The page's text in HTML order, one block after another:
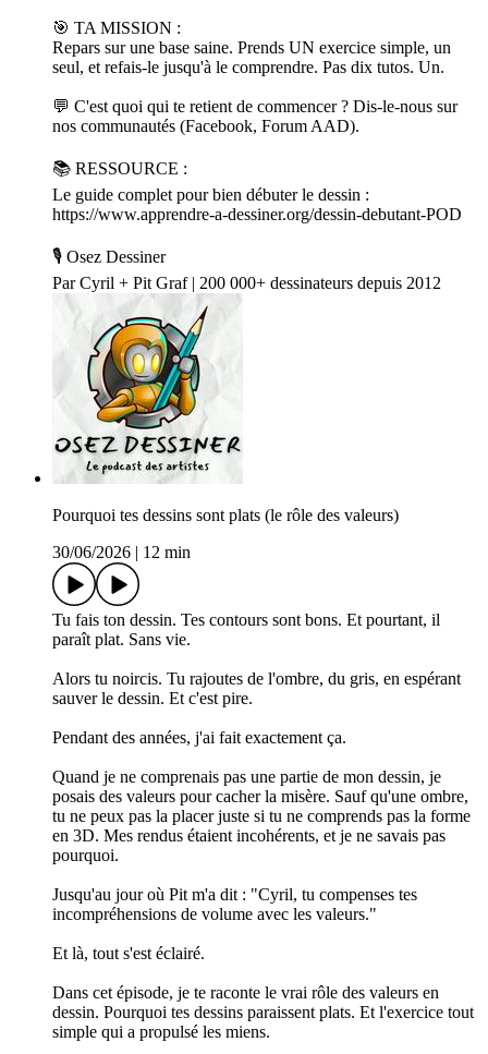
🎯 TA MISSION :
Repars sur une base saine. Prends UN exercice simple, un
seul, et refais-le jusqu'à le comprendre. Pas dix tutos. Un.
💬 C'est quoi qui te retient de commencer ? Dis-le-nous sur
nos communautés (Facebook, Forum AAD).
📚 RESSOURCE :
Le guide complet pour bien débuter le dessin :
https://www.apprendre-a-dessiner.org/dessin-debutant-POD
🎙️ Osez Dessiner
Par Cyril + Pit Graf | 200 000+ dessinateurs depuis 2012
Pourquoi tes dessins sont plats (le rôle des valeurs)
30/06/2026
12 min
Tu fais ton dessin. Tes contours sont bons. Et pourtant, il
paraît plat. Sans vie.
Alors tu noircis. Tu rajoutes de l'ombre, du gris, en espérant
sauver le dessin. Et c'est pire.
Pendant des années, j'ai fait exactement ça.
Quand je ne comprenais pas une partie de mon dessin, je
posais des valeurs pour cacher la misère. Sauf qu'une ombre,
tu ne peux pas la placer juste si tu ne comprends pas la forme
en 3D. Mes rendus étaient incohérents, et je ne savais pas
pourquoi.
Jusqu'au jour où Pit m'a dit : "Cyril, tu compenses tes
incompréhensions de volume avec les valeurs."
Et là, tout s'est éclairé.
Dans cet épisode, je te raconte le vrai rôle des valeurs en
dessin. Pourquoi tes dessins paraissent plats. Et l'exercice tout
simple qui a propulsé les miens.